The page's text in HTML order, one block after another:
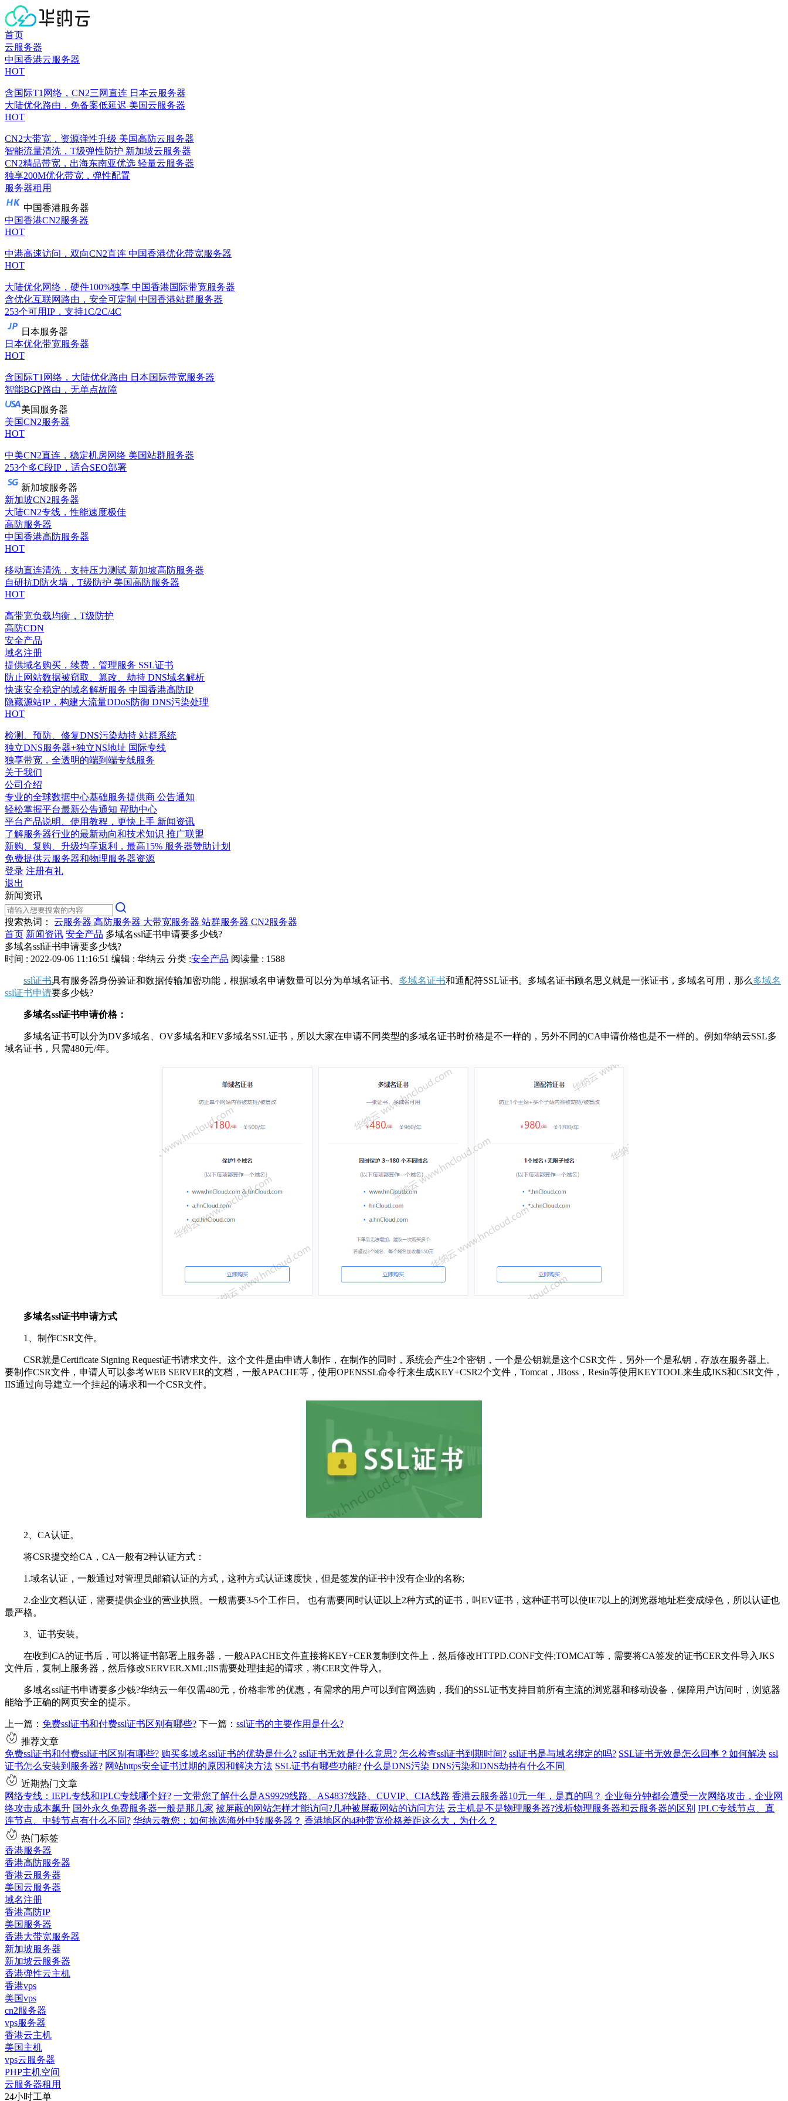
首页
云服务器
中国香港云服务器
HOT
含国际T1网络，CN2三网直连 日本云服务器
大陆优化路由，免备案低延迟 美国云服务器
HOT
CN2大带宽，资源弹性升级 美国高防云服务器
智能流量清洗，T级弹性防护 新加坡云服务器
CN2精品带宽，出海东南亚优选 轻量云服务器
独享200M优化带宽，弹性配置
服务器租用
中国香港服务器
中国香港CN2服务器
HOT
中港高速访问，双向CN2直连 中国香港优化带宽服务器
HOT
大陆优化网络，硬件100%独享 中国香港国际带宽服务器
含优化互联网路由，安全可定制 中国香港站群服务器
253个可用IP，支持1C/2C/4C
日本服务器
日本优化带宽服务器
HOT
含国际T1网络，大陆优化路由 日本国际带宽服务器
智能BGP路由，无单点故障
美国服务器
美国CN2服务器
HOT
中美CN2直连，稳定机房网络 美国站群服务器
253个多C段IP，适合SEO部署
新加坡服务器
新加坡CN2服务器
大陆CN2专线，性能速度极佳
高防服务器
中国香港高防服务器
HOT
移动直连清洗，支持压力测试 新加坡高防服务器
自研抗D防火墙，T级防护 美国高防服务器
HOT
高带宽负载均衡，T级防护
高防CDN
安全产品
域名注册
提供域名购买，续费，管理服务 SSL证书
防止网站数据被窃取、篡改、劫持 DNS域名解析
快速安全稳定的域名解析服务 中国香港高防IP
隐藏源站IP，构建大流量DDoS防御 DNS污染处理
HOT
检测、预防、修复DNS污染劫持 站群系统
独立DNS服务器+独立NS地址 国际专线
独享带宽，全透明的端到端专线服务
关于我们
公司介绍
专业的全球数据中心基础服务提供商 公告通知
轻松掌握平台最新公告通知 帮助中心
平台产品说明、使用教程，更快上手 新闻资讯
了解服务器行业的最新动向和技术知识 推广联盟
新购、复购、升级均享返利，最高15% 服务器赞助计划
免费提供云服务器和物理服务器资源
登录 注册有礼
退出
新闻资讯
搜索热词： 云服务器 高防服务器 大带宽服务器 站群服务器 CN2服务器
首页 新闻资讯 安全产品 多域名ssl证书申请要多少钱?
多域名ssl证书申请要多少钱?
时间 : 2022-09-06 11:16:51 编辑 : 华纳云 分类 :安全产品 阅读量 : 1588
ssl证书具有服务器身份验证和数据传输加密功能，根据域名申请数量可以分为单域名证书、 多域名证书和通配符SSL证书。多域名证书顾名思义就是一张证书，多域名可用，那么多域名
ssl证书申请要多少钱?
多域名ssl证书申请价格：
多域名证书可以分为DV多域名、OV多域名和EV多域名SSL证书，所以大家在申请不同类型的多域名证书时价格是不一样的，另外不同的CA申请价格也是不一样的。例如华纳云SSL多
域名证书，只需480元/年。
多域名ssl证书申请方式
1、制作CSR文件。
CSR就是Certificate Signing Request证书请求文件。这个文件是由申请人制作，在制作的同时，系统会产生2个密钥，一个是公钥就是这个CSR文件，另外一个是私钥，存放在服务器上。
要制作CSR文件，申请人可以参考WEB SERVER的文档，一般APACHE等，使用OPENSSL命令行来生成KEY+CSR2个文件，Tomcat，JBoss，Resin等使用KEYTOOL来生成JKS和CSR文件，
IIS通过向导建立一个挂起的请求和一个CSR文件。
2、CA认证。
将CSR提交给CA，CA一般有2种认证方式：
1.域名认证，一般通过对管理员邮箱认证的方式，这种方式认证速度快，但是签发的证书中没有企业的名称;
2.企业文档认证，需要提供企业的营业执照。一般需要3-5个工作日。 也有需要同时认证以上2种方式的证书，叫EV证书，这种证书可以使IE7以上的浏览器地址栏变成绿色，所以认证也
最严格。
3、证书安装。
在收到CA的证书后，可以将证书部署上服务器，一般APACHE文件直接将KEY+CER复制到文件上，然后修改HTTPD.CONF文件;TOMCAT等，需要将CA签发的证书CER文件导入JKS
文件后，复制上服务器，然后修改SERVER.XML;IIS需要处理挂起的请求，将CER文件导入。
多域名ssl证书申请要多少钱?华纳云一年仅需480元，价格非常的优惠，有需求的用户可以到官网选购，我们的SSL证书支持目前所有主流的浏览器和移动设备，保障用户访问时，浏览器
能给予正确的网页安全的提示。
上一篇： 免费ssl证书和付费ssl证书区别有哪些? 下一篇： ssl证书的主要作用是什么?
推荐文章
免费ssl证书和付费ssl证书区别有哪些? 购买多域名ssl证书的优势是什么? ssl证书无效是什么意思? 怎么检查ssl证书到期时间? ssl证书是与域名绑定的吗? SSL证书无效是怎么回事？如何解决 ssl
证书怎么安装到服务器? 网站https安全证书过期的原因和解决方法 SSL证书有哪些功能? 什么是DNS污染 DNS污染和DNS劫持有什么不同
近期热门文章
网络专线：IEPL专线和IPLC专线哪个好? 一文带您了解什么是AS9929线路、AS4837线路、CUVIP、CIA线路 香港云服务器10元一年，是真的吗？ 企业每分钟都会遭受一次网络攻击，企业网
络攻击成本飙升 国外永久免费服务器一般是那几家 被屏蔽的网站怎样才能访问?几种被屏蔽网站的访问方法 云主机是不是物理服务器?浅析物理服务器和云服务器的区别 IPLC专线节点、直
连节点、中转节点有什么不同? 华纳云教您：如何挑选海外中转服务器？ 香港地区的4种带宽价格差距这么大，为什么？
热门标签
香港服务器
香港高防服务器
香港云服务器
美国云服务器
域名注册
香港高防IP
美国服务器
香港大带宽服务器
新加坡服务器
新加坡云服务器
香港弹性云主机
香港vps
美国vps
cn2服务器
vps服务器
香港云主机
美国主机
vps云服务器
PHP主机空间
云服务器租用
24小时工单